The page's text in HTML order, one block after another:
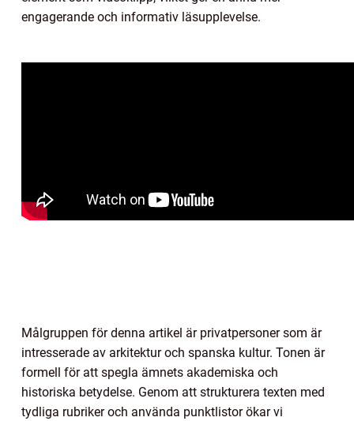
engagerande och informativ läsupplevelse.
Målgruppen för denna artikel är privatpersoner som är
intresserade av arkitektur och spanska kultur. Tonen är
formell för att spegla ämnets akademiska och
historiska betydelse. Genom att strukturera texten med
tydliga rubriker och använda punktlistor ökar vi